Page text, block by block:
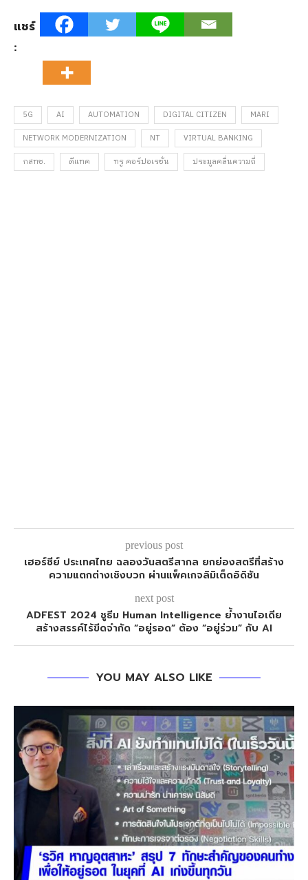
แชร์
:
5G AI AUTOMATION DIGITAL CITIZEN
MARI
NETWORK MODERNIZATION
NT
VIRTUAL BANKING
กสทช.
ดีแทค ทรู คอร์ปอเรชั่น ประมูลคลื่นความถี่
previous post
เฮอร์ชีย์ ประเทศไทย ฉลองวันสตรีสากล ยกย่องสตรีที่สร้าง
ความแตกต่างเชิงบวก ผ่านแพ็คเกจลิมิเต็ดอิดิชัน
next post
ADFEST 2024 ชูธีม Human Intelligence ย้ำงานไอเดีย
สร้างสรรค์ไร้ขีดจำกัด “อยู่รอด” ต้อง “อยู่ร่วม” กับ AI
YOU MAY ALSO LIKE